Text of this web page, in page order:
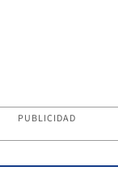
PUBLICIDAD